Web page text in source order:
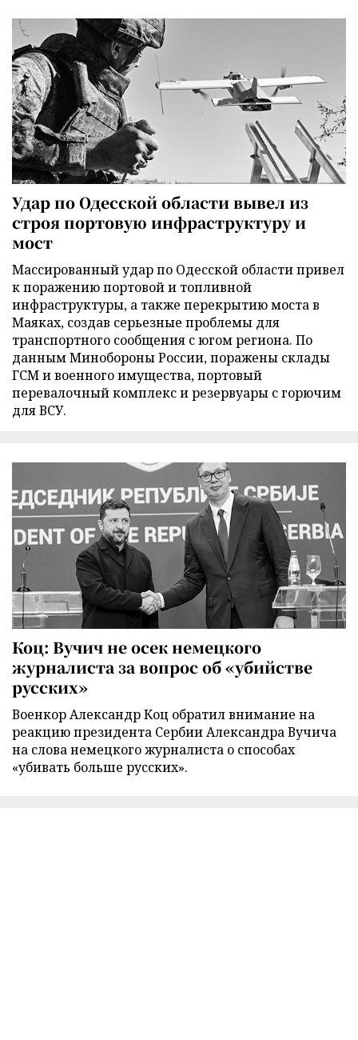
Удар по Одесской области вывел из
строя портовую инфраструктуру и
мост
Массированный удар по Одесской области привел
к поражению портовой и топливной
инфраструктуры, а также перекрытию моста в
Маяках, создав серьезные проблемы для
транспортного сообщения с югом региона. По
данным Минобороны России, поражены склады
ГСМ и военного имущества, портовый
перевалочный комплекс и резервуары с горючим
для ВСУ.
Коц: Вучич не осек немецкого
журналиста за вопрос об «убийстве
русских»
Военкор Александр Коц обратил внимание на
реакцию президента Сербии Александра Вучича
на слова немецкого журналиста о способах
«убивать больше русских».